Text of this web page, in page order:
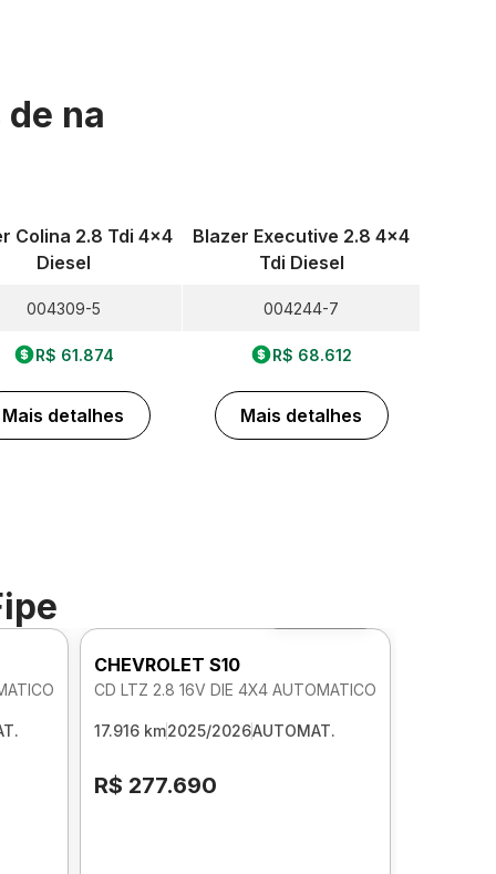
de na
Colina 2.8 Tdi 4x4
Diesel
004309-5
R$ 61.874
Mais detalhes
Blazer Executive 2.8 4x4
Tdi Diesel
004244-7
R$ 68.612
Mais detalhes
CHEVROLET S10
CD LTZ 2.8 16V DIE 4X4 AUTOMATICO
17.916 km2025/2026AUTOMAT.
R$ 277.690